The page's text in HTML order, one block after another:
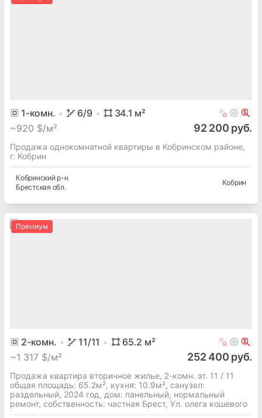
1-комн. 6/9 34.1 м²
~920 $/м² 92 200 руб.
Продажа однокомнатной квартиры в Кобринском районе,
г. Кобрин
Кобринский р-н
Брестская обл.
Кобрин
Премиум
2-комн. 11/11 65.2 м²
~1 317 $/м² 252 400 руб.
Продажа квартира вторичное жилье, 2-комн. эт. 11 / 11
общая площадь: 65.2м², кухня: 10.9м², cанузел:
раздельный, 2024 год, дом: панельный, нормальный
ремонт, собственность: частная Брест, Ул. олега кошевого